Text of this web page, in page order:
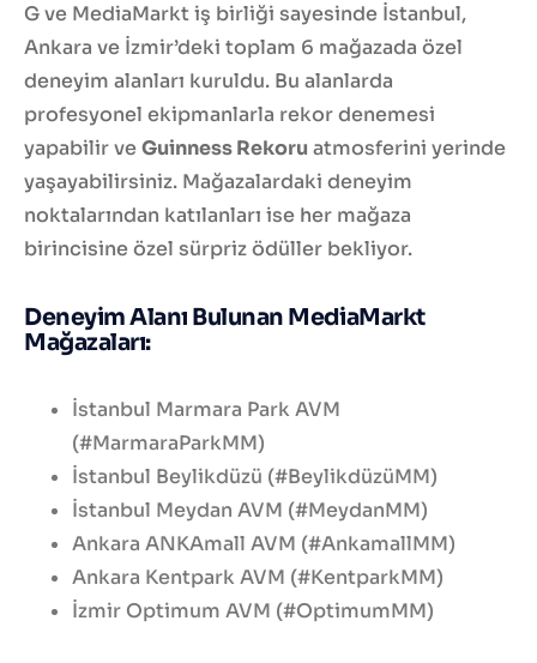
G ve MediaMarkt iş birliği sayesinde İstanbul,
Ankara ve İzmir’deki toplam 6 mağazada özel
deneyim alanları kuruldu. Bu alanlarda
profesyonel ekipmanlarla rekor denemesi
yapabilir veGuinness Rekoru atmosferini yerinde
yaşayabilirsiniz. Mağazalardaki deneyim
noktalarından katılanları ise her mağaza
birincisine özel sürpriz ödüller bekliyor.
Deneyim Alanı Bulunan MediaMarkt
Mağazaları:
İstanbul Marmara Park AVM
(#MarmaraParkMM)
İstanbul Beylikdüzü (#BeylikdüzüMM)
İstanbul Meydan AVM (#MeydanMM)
Ankara ANKAmall AVM (#AnkamallMM)
Ankara Kentpark AVM (#KentparkMM)
İzmir Optimum AVM (#OptimumMM)